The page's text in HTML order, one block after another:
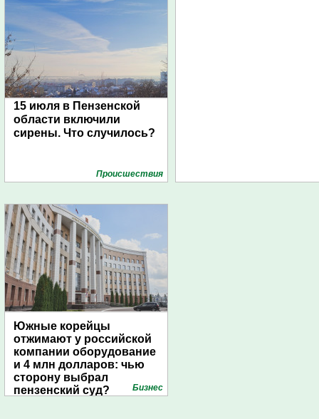
15 июля в Пензенской
области включили
сирены. Что случилось?
Проиcшествия
Южные корейцы
отжимают у российской
компании оборудование
и 4 млн долларов: чью
сторону выбрал
пензенский суд?
Бизнес